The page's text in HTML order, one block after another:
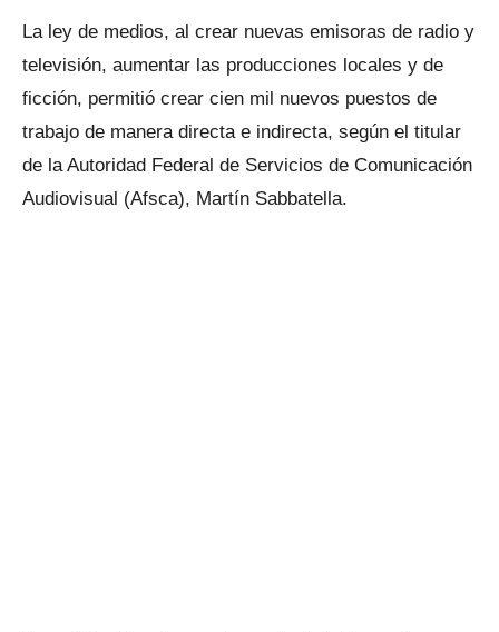
La ley de medios, al crear nuevas emisoras de radio y
televisión, aumentar las producciones locales y de
ficción, permitió crear cien mil nuevos puestos de
trabajo de manera directa e indirecta, según el titular
de la Autoridad Federal de Servicios de Comunicación
Audiovisual (Afsca), Martín Sabbatella.